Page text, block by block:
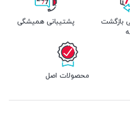
بازگشت
پشتیبانی همیشگی
محصولات اصل